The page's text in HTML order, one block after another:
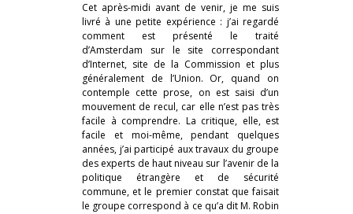
Cet après-midi avant de venir, je me suis
livré à une petite expérience : j’ai regardé
comment est présenté le traité
d’Amsterdam sur le site correspondant
d’Internet, site de la Commission et plus
généralement de l’Union. Or, quand on
contemple cette prose, on est saisi d’un
mouvement de recul, car elle n’est pas très
facile à comprendre. La critique, elle, est
facile et moi-même, pendant quelques
années, j’ai participé aux travaux du groupe
des experts de haut niveau sur l’avenir de la
politique étrangère et de sécurité
commune, et le premier constat que faisait
le groupe correspond à ce qu’a dit M. Robin